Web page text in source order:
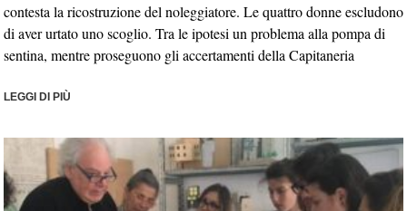
contesta la ricostruzione del noleggiatore. Le quattro donne escludono
di aver urtato uno scoglio. Tra le ipotesi un problema alla pompa di
sentina, mentre proseguono gli accertamenti della Capitaneria
LEGGI DI PIÙ